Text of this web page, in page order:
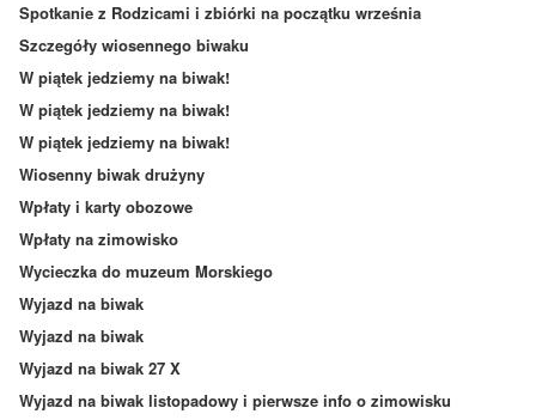
Spotkanie z Rodzicami i zbiórki na początku września
Szczegóły wiosennego biwaku
W piątek jedziemy na biwak!
W piątek jedziemy na biwak!
W piątek jedziemy na biwak!
Wiosenny biwak drużyny
Wpłaty i karty obozowe
Wpłaty na zimowisko
Wycieczka do muzeum Morskiego
Wyjazd na biwak
Wyjazd na biwak
Wyjazd na biwak 27 X
Wyjazd na biwak listopadowy i pierwsze info o zimowisku